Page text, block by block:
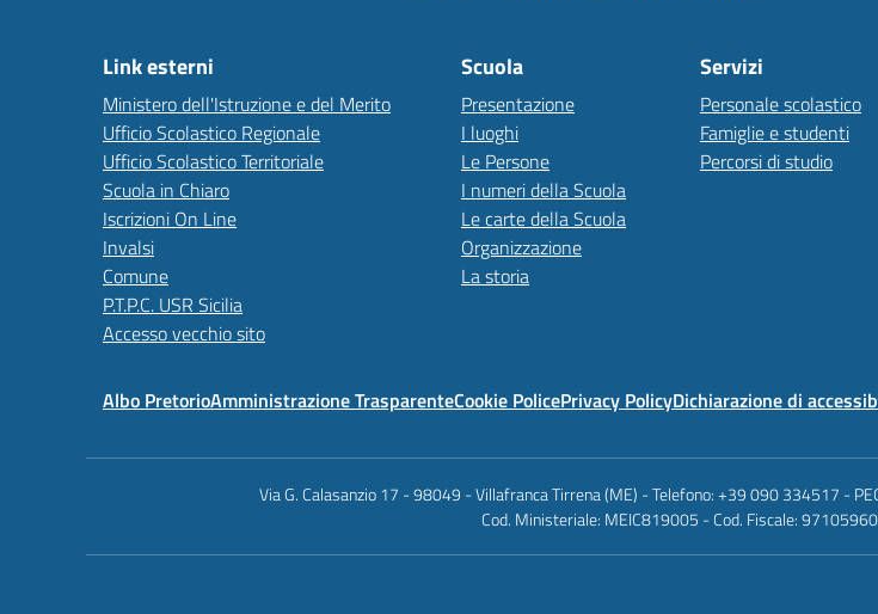
Link esterni
Ministero dell'Istruzione e del Merito
Ufficio Scolastico Regionale
Ufficio Scolastico Territoriale
Scuola in Chiaro
Iscrizioni On Line
Invalsi
Comune
P.T.P.C. USR Sicilia
Accesso vecchio sito
Scuola
Presentazione
I luoghi
Le Persone
I numeri della Scuola
Le carte della Scuola
Organizzazione
La storia
Servizi
Personale scolastico
Famiglie e studenti
Percorsi di studio
Albo PretorioAmministrazione TrasparenteCookie PolicePrivacy PolicyDichiarazione di
Via G. Calasanzio 17 - 98049 - Villafranca Tirrena (ME) - Telefono: +39 090 334517 -
Cod. Ministeriale: MEIC819005 - Cod. Fiscale: